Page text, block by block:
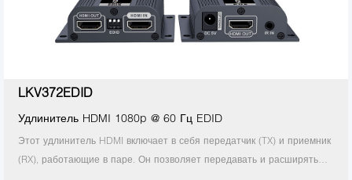
LKV372EDID
Удлинитель HDMI 1080p @ 60 Гц EDID
Этот удлинитель HDMI включает в себя передатчик (TX) и приемник
(RX), работающие в паре. Он позволяет передавать и расширять